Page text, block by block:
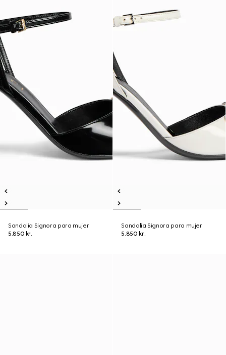
Sandalia Signora para mujer
5.850 kr.
Sandalia Signora para mujer
5.850 kr.